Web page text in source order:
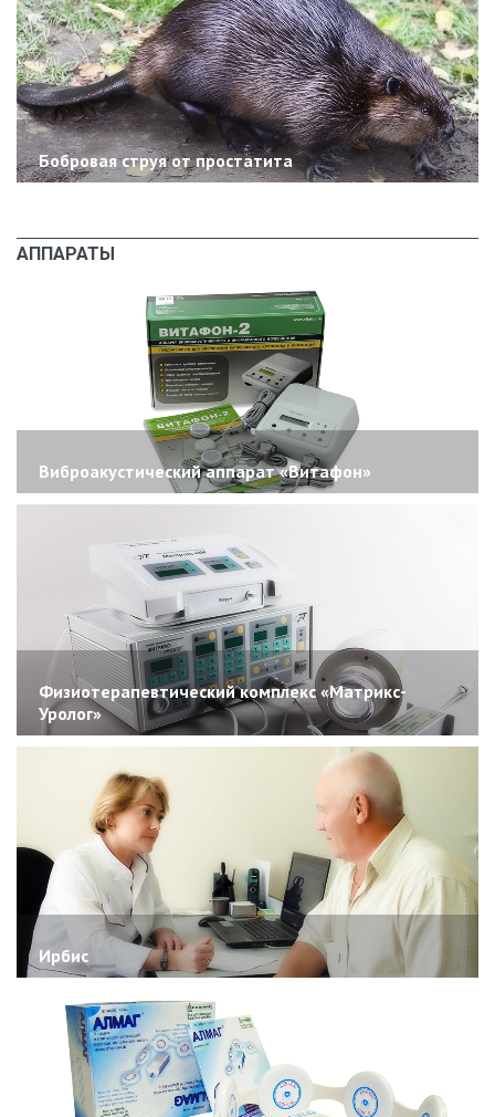
Бобровая струя от простатита
АППАРАТЫ
Виброакустический аппарат «Витафон»
Физиотерапевтический комплекс «Матрикс-
Уролог»
Ирбис